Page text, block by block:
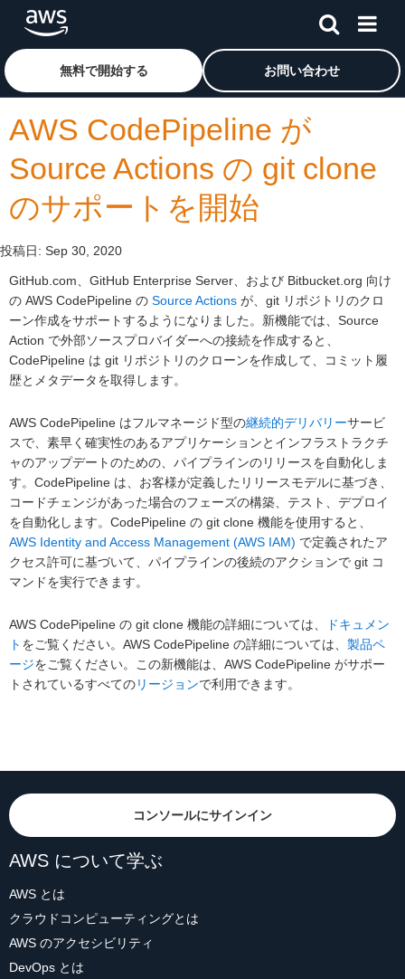
メインコンテンツに移動
アマゾン ウェブ サービスのホームページに戻るには、こ
無料で開始する お問い合わせ
AWS CodePipeline が
Source Actions の git clone
のサポートを開始
投稿日: Sep 30, 2020
GitHub.com、GitHub Enterprise Server、および Bitbucket.org 向け
の AWS CodePipeline の Source Actions が、git リポジトリのクロ
ーン作成をサポートするようになりました。新機能では、Source
Action で外部ソースプロバイダーへの接続を作成すると、
CodePipeline は git リポジトリのクローンを作成して、コミット履
歴とメタデータを取得します。
AWS CodePipeline はフルマネージド型の継続的デリバリーサービ
スで、素早く確実性のあるアプリケーションとインフラストラクチ
ャのアップデートのための、パイプラインのリリースを自動化しま
す。CodePipeline は、お客様が定義したリリースモデルに基づき、
コードチェンジがあった場合のフェーズの構築、テスト、デプロイ
を自動化します。CodePipeline の git clone 機能を使用すると、
AWS Identity and Access Management (AWS IAM) で定義されたア
クセス許可に基づいて、パイプラインの後続のアクションで git コ
マンドを実行できます。
AWS CodePipeline の git clone 機能の詳細については、
ドキュメン
ト をご覧ください。AWS CodePipeline の詳細については、 製品ペ
ージをご覧ください。この新機能は、AWS CodePipeline がサポー
トされているすべてのリージョンで利用できます。
コンソールにサインイン
AWS について学ぶ
AWS とは
クラウドコンピューティングとは
AWS のアクセシビリティ
DevOps とは